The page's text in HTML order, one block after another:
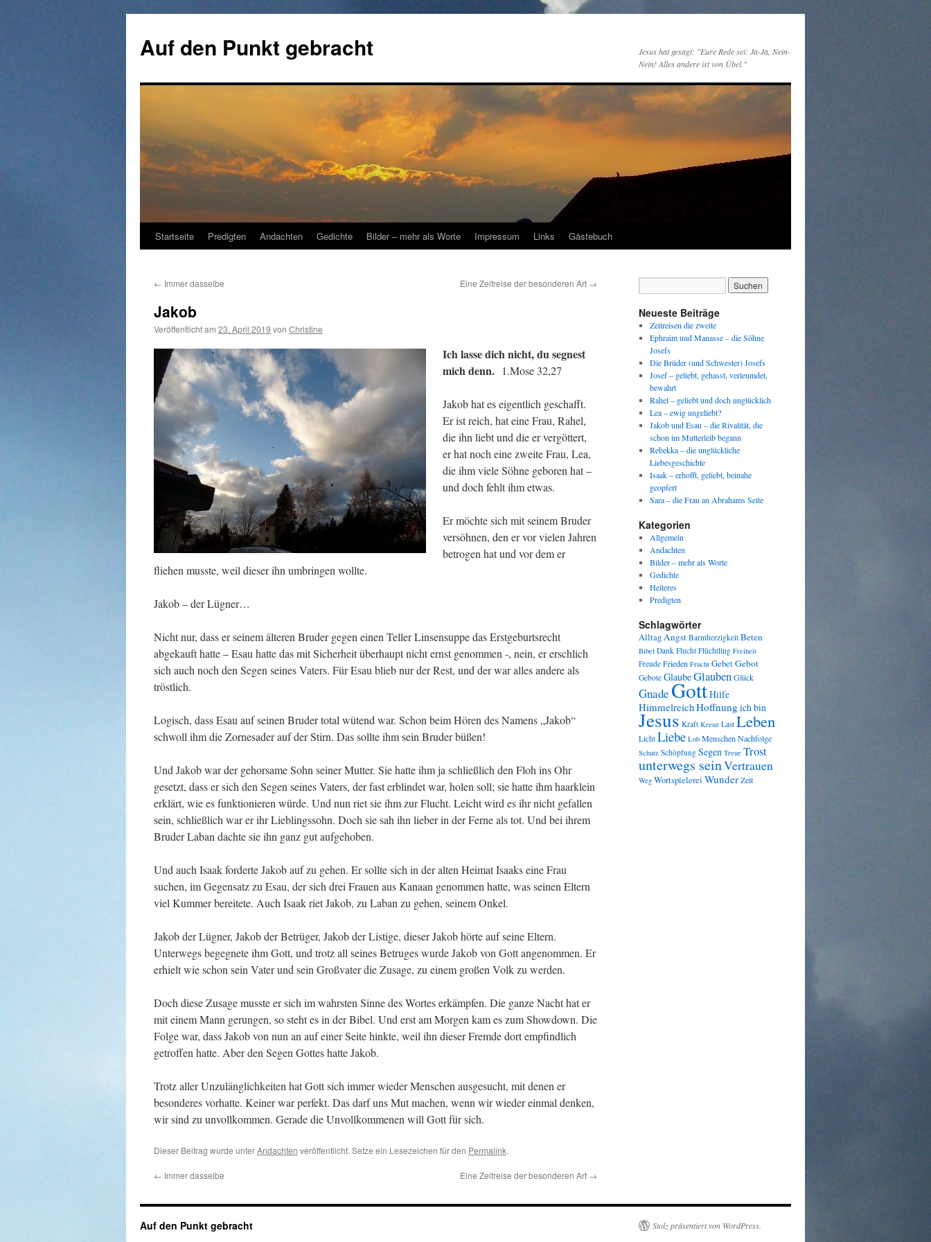
springen
Auf den Punkt gebracht
Jesus hat gesagt: "Eure Rede sei: Ja-Ja, Nein-
Nein! Alles andere ist von Übel."
Startseite Predigten Andachten Gedichte Bilder – mehr als Worte Impressum Links Gästebuch
← Immer dasselbe Eine Zeitreise der besonderen Art →
Jakob
Veröffentlicht am 23. April 2019 von Christine
Ich lasse dich nicht, du segnest
mich denn. 1.Mose 32,27
Jakob hat es eigentlich geschafft.
Er ist reich, hat eine Frau, Rahel,
die ihn liebt und die er vergöttert,
er hat noch eine zweite Frau, Lea,
die ihm viele Söhne geboren hat –
und doch fehlt ihm etwas.
Er möchte sich mit seinem Bruder
versöhnen, den er vor vielen Jahren
betrogen hat und vor dem er
fliehen musste, weil dieser ihn umbringen wollte.
Jakob – der Lügner…
Nicht nur, dass er seinem älteren Bruder gegen einen Teller Linsensuppe das Erstgeburtsrecht
abgekauft hatte – Esau hatte das mit Sicherheit überhaupt nicht ernst genommen -, nein, er erschlich
sich auch noch den Segen seines Vaters. Für Esau blieb nur der Rest, und der war alles andere als
tröstlich.
Logisch, dass Esau auf seinen Bruder total wütend war. Schon beim Hören des Namens „Jakob“
schwoll ihm die Zornesader auf der Stirn. Das sollte ihm sein Bruder büßen!
Und Jakob war der gehorsame Sohn seiner Mutter. Sie hatte ihm ja schließlich den Floh ins Ohr
gesetzt, dass er sich den Segen seines Vaters, der fast erblindet war, holen soll; sie hatte ihm haarklein
erklärt, wie es funktionieren würde. Und nun riet sie ihm zur Flucht. Leicht wird es ihr nicht gefallen
sein, schließlich war er ihr Lieblingssohn. Doch sie sah ihn lieber in der Ferne als tot. Und bei ihrem
Bruder Laban dachte sie ihn ganz gut aufgehoben.
Und auch Isaak forderte Jakob auf zu gehen. Er sollte sich in der alten Heimat Isaaks eine Frau
suchen, im Gegensatz zu Esau, der sich drei Frauen aus Kanaan genommen hatte, was seinen Eltern
viel Kummer bereitete. Auch Isaak riet Jakob, zu Laban zu gehen, seinem Onkel.
Jakob der Lügner, Jakob der Betrüger, Jakob der Listige, dieser Jakob hörte auf seine Eltern.
Unterwegs begegnete ihm Gott, und trotz all seines Betruges wurde Jakob von Gott angenommen. Er
erhielt wie schon sein Vater und sein Großvater die Zusage, zu einem großen Volk zu werden.
Doch diese Zusage musste er sich im wahrsten Sinne des Wortes erkämpfen. Die ganze Nacht hat er
mit einem Mann gerungen, so steht es in der Bibel. Und erst am Morgen kam es zum Showdown. Die
Folge war, dass Jakob von nun an auf einer Seite hinkte, weil ihn dieser Fremde dort empfindlich
getroffen hatte. Aber den Segen Gottes hatte Jakob.
Trotz aller Unzulänglichkeiten hat Gott sich immer wieder Menschen ausgesucht, mit denen er
besonderes vorhatte. Keiner war perfekt. Das darf uns Mut machen, wenn wir wieder einmal denken,
wir sind zu unvollkommen. Gerade die Unvollkommenen will Gott für sich.
Dieser Beitrag wurde unterAndachten veröffentlicht. Setze ein Lesezeichen für den Permalink.
← Immer dasselbe Eine Zeitreise der besonderen Art →
Neueste Beiträge
Zeitreisen die zweite
Ephraim und Manasse – die Söhne
Josefs
Die Brüder (und Schwester) Josefs
Josef – geliebt, gehasst, verleumdet,
bewahrt
Rahel – geliebt und doch unglücklich
Lea – ewig ungeliebt?
Jakob und Esau – die Rivalität, die
schon im Mutterleib begann
Rebekka – die unglückliche
Liebesgeschichte
Isaak – erhofft, geliebt, beinahe
geopfert
Sara – die Frau an Abrahams Seite
Kategorien
Allgemein
Andachten
Bilder – mehr als Worte
Gedichte
Heiteres
Predigten
Schlagwörter
AlltagAngst Barmherzigkeit Beten
Bibel Dank Flucht Flüchtling Freiheit
Freude Frieden Frucht GebetGebot
Gebote GlaubeGlaubenGlück
GnadeGottHilfe
HimmelreichHoffnung ich bin
Jesus Kraft Kreuz Last Leben
Licht Liebe Lob MenschenNachfolge
Schutz Schöpfung Segen Treue Trost
unterwegs seinVertrauen
Weg Wortspielerei WunderZeit
Auf den Punkt gebracht Stolz präsentiert von WordPress.